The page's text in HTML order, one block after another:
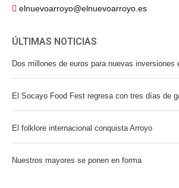
elnuevoarroyo@elnuevoarroyo.es
ÚLTIMAS NOTICIAS
Dos millones de euros para nuevas inversiones
El Socayo Food Fest regresa con tres días de
El folklore internacional conquista Arroyo
Nuestros mayores se ponen en forma